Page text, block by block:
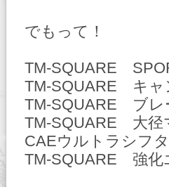
でもって！
TM-SQUARE
TM-SQUARE キャ
TM-SQUARE ブレ
TM-SQUARE 大径
CAEウルトラシフ
TM-SQUARE 強化